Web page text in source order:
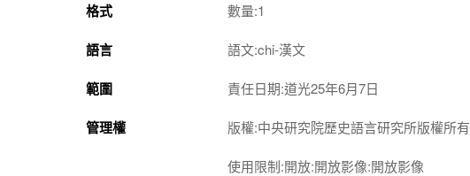
格式 數量:1
語言 語文:chi-漢文
範圍 責任日期:道光25年6月7日
管理權 版權:中央研究院歷史語言研究所版權所有
使用限制:開放:開放影像:開放影像